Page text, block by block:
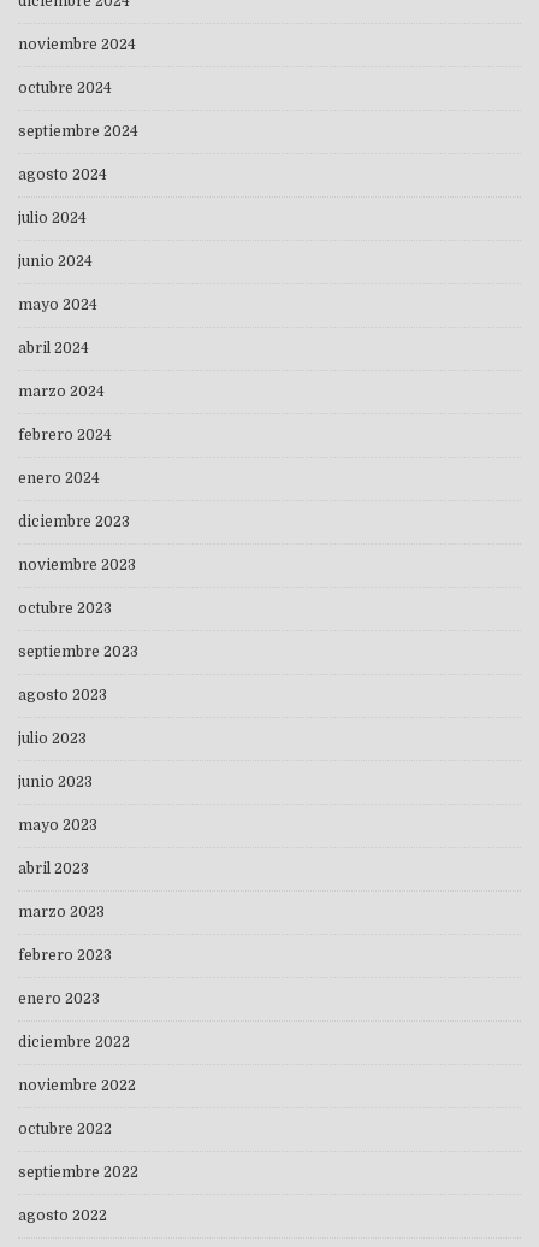
noviembre 2024
octubre 2024
septiembre 2024
agosto 2024
julio 2024
junio 2024
mayo 2024
abril 2024
marzo 2024
febrero 2024
enero 2024
diciembre 2023
noviembre 2023
octubre 2023
septiembre 2023
agosto 2023
julio 2023
junio 2023
mayo 2023
abril 2023
marzo 2023
febrero 2023
enero 2023
diciembre 2022
noviembre 2022
octubre 2022
septiembre 2022
agosto 2022